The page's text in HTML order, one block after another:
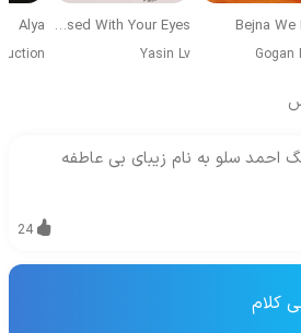
Bejna We
Gogan
Obsessed With Your Eyes
Yasin Lv
Alya
احمد سلو به نام زیبای بی عاطفه
24
کلام